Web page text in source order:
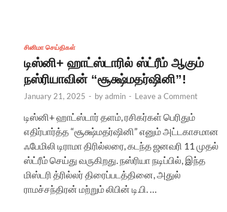
சினிமா செய்திகள்
டிஸ்னி+ ஹாட்ஸ்டாரில் ஸ்ட்ரீம் ஆகும்
நஸ்ரியாவின் “சூக்ஷ்மதர்ஷினி”!
January 21, 2025 - byadmin - Leave a Comment
டிஸ்னி+ ஹாட்ஸ்டார் தளம், ரசிகர்கள் பெரிதும்
எதிர்பார்த்த “சூக்ஷ்மதர்ஷினி” எனும் அட்டகாசமான
ஃபேமிலி டிராமா திரில்லரை, கடந்த ஜனவரி 11 முதல்
ஸ்ட்ரீம் செய்து வருகிறது. நஸ்ரியா நடிப்பில், இந்த
மிஸ்டரி த்ரில்லர் திரைப்படத்தினை, அதுல்
ராமச்சந்திரன் மற்றும் லிபின் டி.பி. …